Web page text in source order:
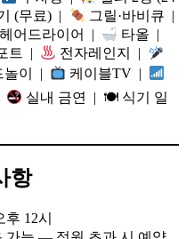
(무료) |
그릴·바비큐 |
헤어드라이어 |
타올 |
트 |
전자레인지 |
놀이 |
케이블TV |
실내 금연 | 🍽 식기 일
항
후 12시